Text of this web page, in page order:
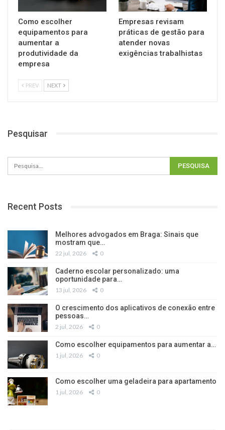
Como escolher
equipamentos para
aumentar a
produtividade da
empresa
Empresas revisam
práticas de gestão para
atender novas
exigências trabalhistas
PREV NEXT
Pesquisar
Recent Posts
Melhores advogados em Braga: Sinais que
mostram que…
22 jul, 2026 0
Caderno escolar personalizado: uma
oportunidade para…
13 jul, 2026 0
O crescimento dos aplicativos de conexão entre
pessoas…
2 jul, 2026 0
Como escolher equipamentos para aumentar a…
1 jul, 2026 0
Como escolher uma geladeira para apartamento
1 jul, 2026 0